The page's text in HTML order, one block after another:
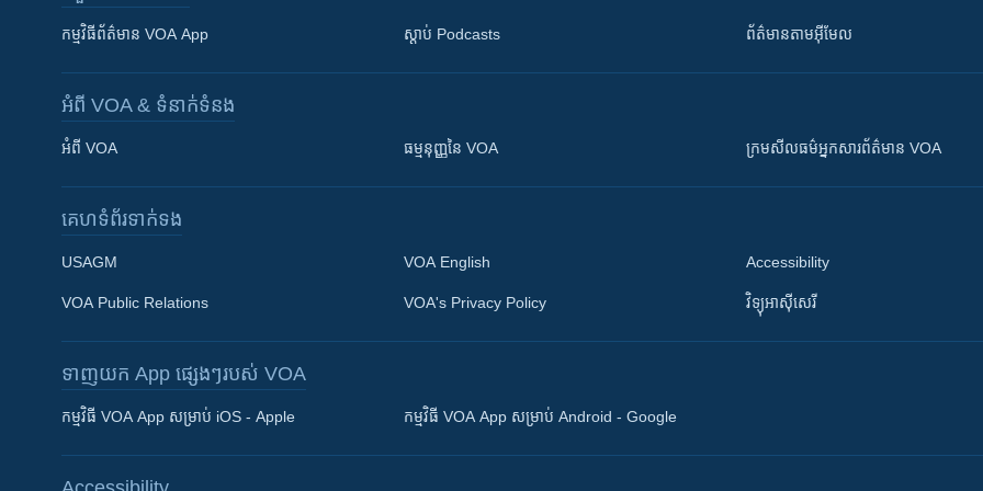
Khmer English
កម្មវិធី​ព័ត៌មាន VOA App ស្តាប់ Podcasts ព័ត៌មាន​តាម​អ៊ីមែល
អំពី​ VOA & ទំនាក់ទំនង
អំពី​ VOA ធម្មនុញ្ញ​នៃ VOA ក្រម​​​សីលធម៌​​​អ្នក​​​សារព័ត៌មាន VOA
គេហទំព័រ​​ទាក់ទង
USAGM
VOA Public Relations
VOA English
VOA's Privacy Policy
Accessibility
វិទ្យុ​អាស៊ី​សេរី
ទាញយក​ App ផ្សេងៗ​របស់​ VOA
កម្មវិធី​ VOA App សម្រាប់ iOS - Apple កម្មវិធី​ VOA App សម្រាប់ Android - Google